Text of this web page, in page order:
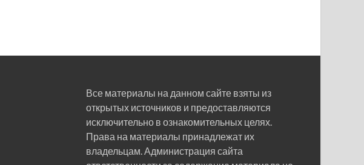
Все материалы на данном сайте взяты из
открытых источников и предоставляются
исключительно в ознакомительных целях.
Права на материалы принадлежат их
владельцам. Администрация сайта